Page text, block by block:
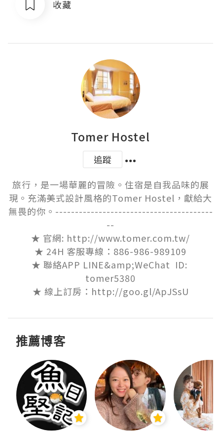
收藏
Tomer Hostel
追蹤
旅行，是一場華麗的冒險。住宿是自我品味的展
現。充滿美式設計風格的Tomer Hostel，獻給大
無畏的你。----------------------------------------
--
★ 官網: http://www.tomer.com.tw/
★ 24H 客服專線：886-986-989109
★ 聯絡APP LINE&amp;WeChat  ID:
tomer5380
★ 線上訂房：http://goo.gl/ApJSsU
推薦博客